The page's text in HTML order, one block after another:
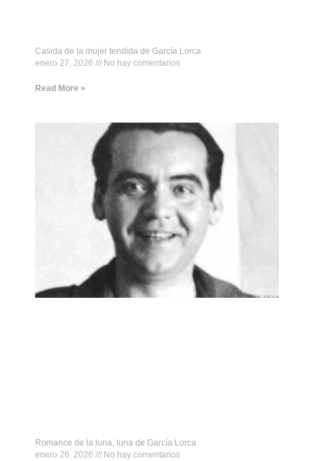
Casida de la mujer tendida de García Lorca
enero 27, 2026
No hay comentarios
Read More »
Romance de la luna, luna de García Lorca
enero 26, 2026
No hay comentarios